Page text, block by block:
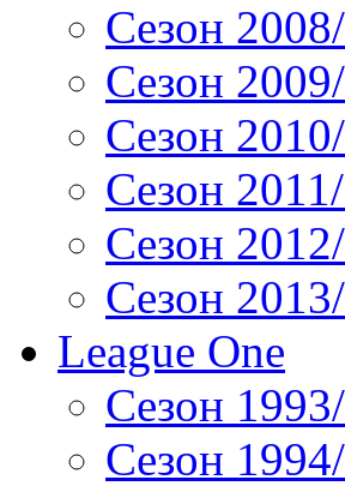
Сезон
Сезон
Сезон
Сезон
Сезон
Сезон
League One
Сезон
Сезон